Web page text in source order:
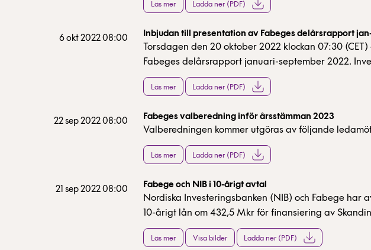
bolaget rankas högst inom sektorn kontor bland
73 poäng.
Läs mer Ladda ner (PDF)
6 okt 2022 08:00 Inbjudan till presentation av Fabeges delårsrapport
Torsdagen den 20 oktober 2022 klockan 07:30
Fabeges delårsrapport januari-september 2022.
analytiker, journalister och övriga intressenter
vid en webbsändning och telefonkonferens klockan
Läs mer Ladda ner (PDF)
22 sep 2022 08:00 Fabeges valberedning inför årsstämman 2023
Valberedningen kommer utgöras av följande
Läs mer Ladda ner (PDF)
21 sep 2022 08:00 Fabege och NIB i 10-årigt avtal
Nordiska Investeringsbanken (NIB) och Fabege har
10-årigt lån om 432,5 Mkr för finansiering av
första noll-energi hotell i Arenastaden, Solna.
Läs mer Visa bilder Ladda ner (PDF)